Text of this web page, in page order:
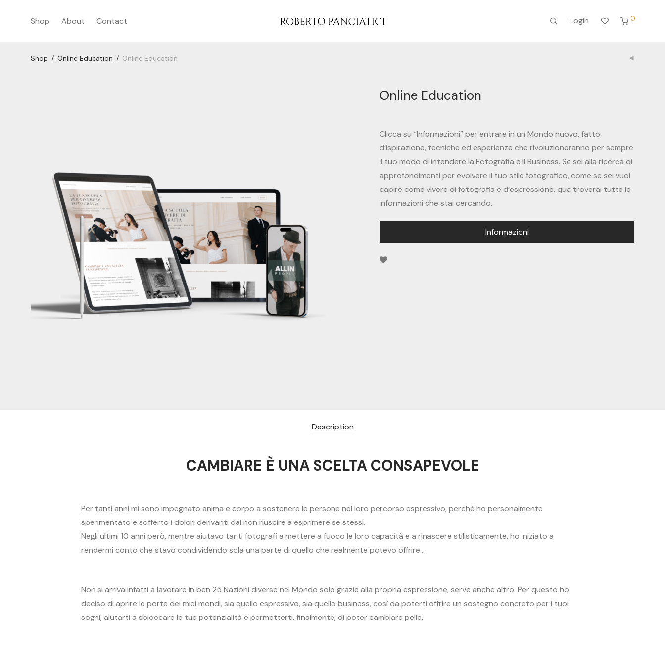
Shop About Contact Login 0
Shop / Online Education / Online Education
Online Education
Clicca su “Informazioni” per entrare in un Mondo nuovo, fatto
d’ispirazione, tecniche ed esperienze che rivoluzioneranno per sempre
il tuo modo di intendere la Fotografia e il Business. Se sei alla ricerca di
approfondimenti per evolvere il tuo stile fotografico, come se sei vuoi
capire come vivere di fotografia e d’espressione, qua troverai tutte le
informazioni che stai cercando.
Informazioni
Description
CAMBIARE È UNA SCELTA CONSAPEVOLE
Per tanti anni mi sono impegnato anima e corpo a sostenere le persone nel loro percorso espressivo, perché ho personalmente
sperimentato e sofferto i dolori derivanti dal non riuscire a esprimere se stessi.
Negli ultimi 10 anni però, mentre aiutavo tanti fotografi a mettere a fuoco le loro capacità e a rinascere stilisticamente, ho iniziato a
rendermi conto che stavo condividendo sola una parte di quello che realmente potevo offrire…
Non si arriva infatti a lavorare in ben 25 Nazioni diverse nel Mondo solo grazie alla propria espressione, serve anche altro. Per questo ho
deciso di aprire le porte dei miei mondi, sia quello espressivo, sia quello business, così da poterti offrire un sostegno concreto per i tuoi
sogni, aiutarti a sbloccare le tue potenzialità e permetterti, finalmente, di poter cambiare pelle.